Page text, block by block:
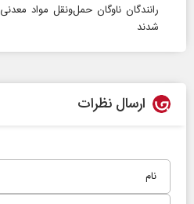
رانندگان ناوگان حمل‌ونقل مواد
شدند
ارسال نظرات